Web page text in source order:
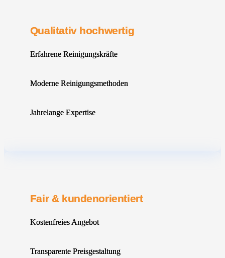
Qualitativ hochwertig
Erfahrene Reinigungskräfte
Moderne Reinigungsmethoden
Jahrelange Expertise
Fair & kundenorientiert
Kostenfreies Angebot
Transparente Preisgestaltung